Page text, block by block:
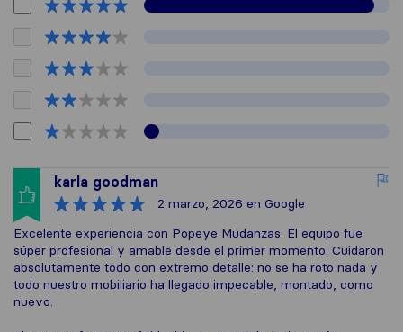
karla goodman
2 marzo, 2026 en Google
Excelente experiencia con Popeye Mudanzas. El equipo fue
súper profesional y amable desde el primer momento. Cuidaron
absolutamente todo con extremo detalle: no se ha roto nada y
todo nuestro mobiliario ha llegado impecable, montado, como
nuevo.